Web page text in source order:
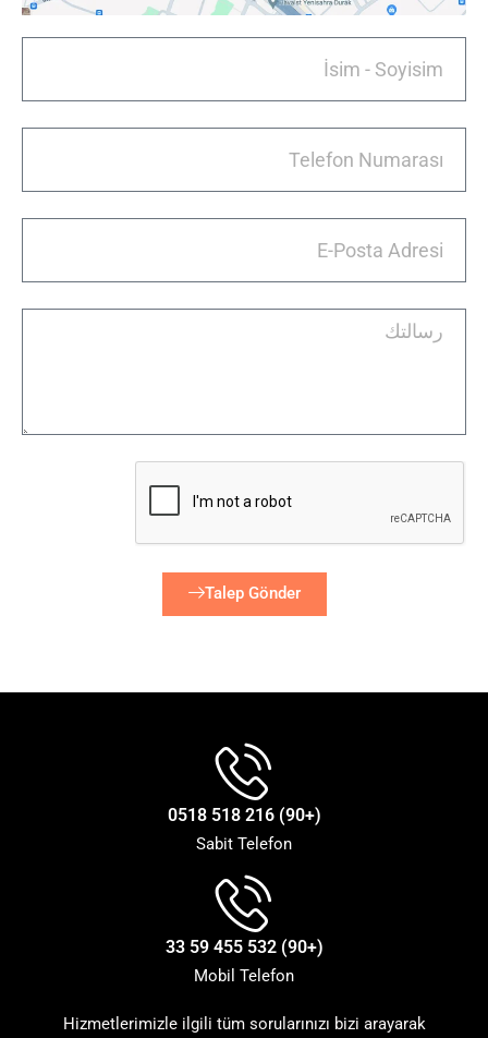
Talep Gönder
(+90) 216 518 0518
Sabit Telefon
(+90) 532 455 59 33
Mobil Telefon
Hizmetlerimizle ilgili tüm sorularınızı bizi arayarak